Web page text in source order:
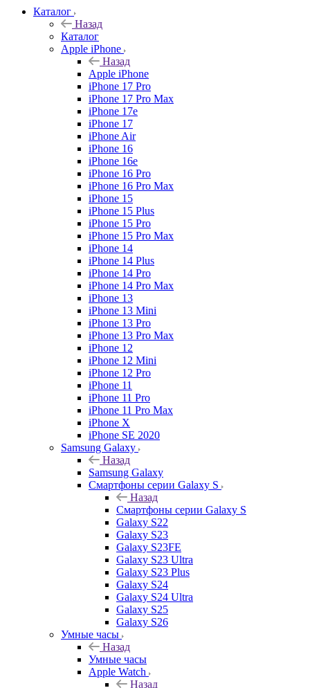
Каталог
Назад
Каталог
Apple iPhone
Назад
Apple iPhone
iPhone 17 Pro
iPhone 17 Pro Max
iPhone 17e
iPhone 17
iPhone Air
iPhone 16
iPhone 16e
iPhone 16 Pro
iPhone 16 Pro Max
iPhone 15
iPhone 15 Plus
iPhone 15 Pro
iPhone 15 Pro Max
iPhone 14
iPhone 14 Plus
iPhone 14 Pro
iPhone 14 Pro Max
iPhone 13
iPhone 13 Mini
iPhone 13 Pro
iPhone 13 Pro Max
iPhone 12
iPhone 12 Mini
iPhone 12 Pro
iPhone 11
iPhone 11 Pro
iPhone 11 Pro Max
iPhone X
iPhone SE 2020
Samsung Galaxy
Назад
Samsung Galaxy
Смартфоны серии Galaxy S
Назад
Смартфоны серии Galaxy S
Galaxy S22
Galaxy S23
Galaxy S23FE
Galaxy S23 Ultra
Galaxy S23 Plus
Galaxy S24
Galaxy S24 Ultra
Galaxy S25
Galaxy S26
Умные часы
Назад
Умные часы
Apple Watch
Назад